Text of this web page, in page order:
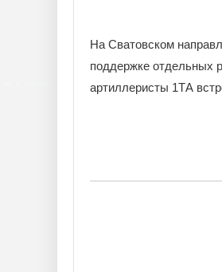
На Сватовском
поддержке отдельных
артиллеристы 1ТА